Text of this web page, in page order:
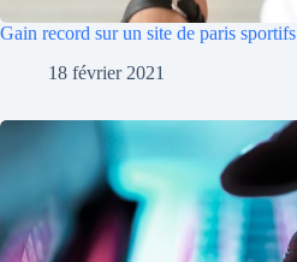
Gain record sur un site de paris sportifs
18 février 2021